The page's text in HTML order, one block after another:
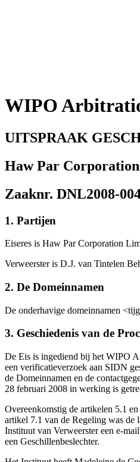
WIPO
UITSPRAAK
Haw Par
Zaaknr. DNL2008-
1. Partijen
Eiseres is Haw Par Corporation
Verweerster is D.J. van Tintelen
2. De Domeinnamen
De onderhavige domeinnamen
3. Geschiedenis van de
De Eis is ingediend bij het WIPO
een verificatieverzoek aan SIDN
de Domeinnamen en de
28 februari 2008 in werking is
Overeenkomstig de artikelen 5.1
artikel 7.1 van de Regeling was de
Instituut van Verweerster een e-
een Geschillenbeslechter.